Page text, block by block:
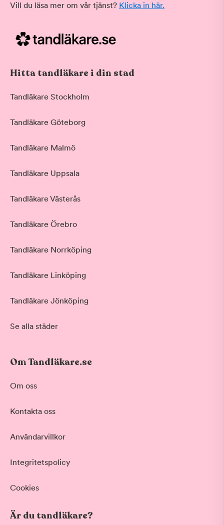
Vill du läsa mer om vår tjänst? Klicka in här.
Hitta tandläkare i din stad
Tandläkare Stockholm
Tandläkare Göteborg
Tandläkare Malmö
Tandläkare Uppsala
Tandläkare Västerås
Tandläkare Örebro
Tandläkare Norrköping
Tandläkare Linköping
Tandläkare Jönköping
Se alla städer
Om Tandläkare.se
Om oss
Kontakta oss
Användarvillkor
Integritetspolicy
Cookies
Är du tandläkare?